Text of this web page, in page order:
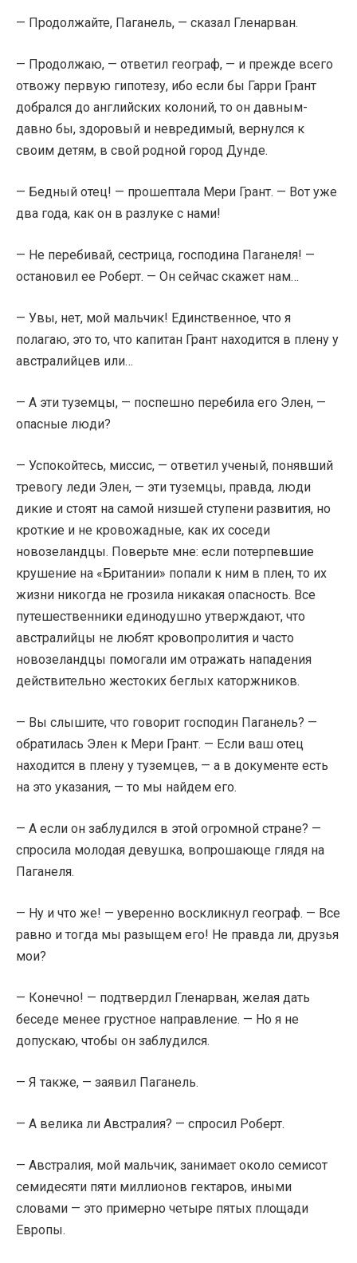
— Продолжайте, Паганель, — сказал Гленарван.
— Продолжаю, — ответил географ, — и прежде всего
отвожу первую гипотезу, ибо если бы Гарри Грант
добрался до английских колоний, то он давным-
давно бы, здоровый и невредимый, вернулся к
своим детям, в свой родной город Дунде.
— Бедный отец! — прошептала Мери Грант. — Вот уже
два года, как он в разлуке с нами!
— Не перебивай, сестрица, господина Паганеля! —
остановил ее Роберт. — Он сейчас скажет нам…
— Увы, нет, мой мальчик! Единственное, что я
полагаю, это то, что капитан Грант находится в плену у
австралийцев или…
— А эти туземцы, — поспешно перебила его Элен, —
опасные люди?
— Успокойтесь, миссис, — ответил ученый, понявший
тревогу леди Элен, — эти туземцы, правда, люди
дикие и стоят на самой низшей ступени развития, но
кроткие и не кровожадные, как их соседи
новозеландцы. Поверьте мне: если потерпевшие
крушение на «Британии» попали к ним в плен, то их
жизни никогда не грозила никакая опасность. Все
путешественники единодушно утверждают, что
австралийцы не любят кровопролития и часто
новозеландцы помогали им отражать нападения
действительно жестоких беглых каторжников.
— Вы слышите, что говорит господин Паганель? —
обратилась Элен к Мери Грант. — Если ваш отец
находится в плену у туземцев, — а в документе есть
на это указания, — то мы найдем его.
— А если он заблудился в этой огромной стране? —
спросила молодая девушка, вопрошающе глядя на
Паганеля.
— Ну и что же! — уверенно воскликнул географ. — Все
равно и тогда мы разыщем его! Не правда ли, друзья
мои?
— Конечно! — подтвердил Гленарван, желая дать
беседе менее грустное направление. — Но я не
допускаю, чтобы он заблудился.
— Я также, — заявил Паганель.
— А велика ли Австралия? — спросил Роберт.
— Австралия, мой мальчик, занимает около семисот
семидесяти пяти миллионов гектаров, иными
словами — это примерно четыре пятых площади
Европы.